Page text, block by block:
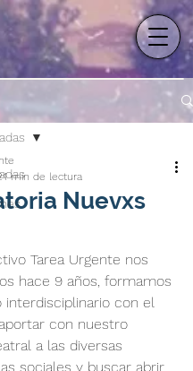
Nuevxs
1 min de lectura
Tarea Urgente nos
hace 9 años, formamos
interdisciplinario con el
con nuestro
a las diversas
sociales y buscar abrir